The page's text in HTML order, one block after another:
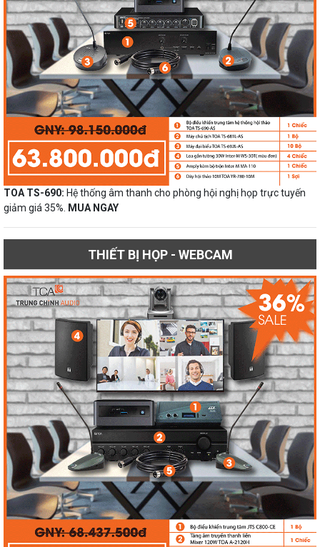
TOA TS-690: Hệ thống âm thanh cho phòng hội nghị họp trực tuyến
giảm giá 35%. MUA NGAY
THIẾT BỊ HỌP - WEBCAM